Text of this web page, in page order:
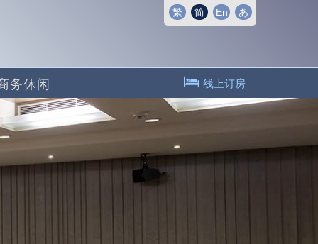
繁 简 En あ
务休闲 线上订房